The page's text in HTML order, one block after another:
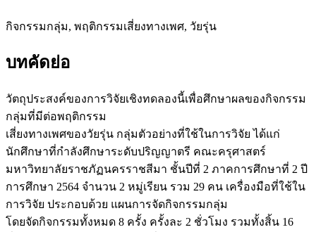
กิจกรรมกลุ่ม, พฤติกรรมเสี่ยงทางเพศ, วัยรุ่น
บทคัดย่อ
วัตถุประสงค์ของการวิจัยเชิงทดลองนี้เพื่อศึกษาผลของกิจกรรม
กลุ่มที่มีต่อพฤติกรรม
เสี่ยงทางเพศของวัยรุ่น กลุ่มตัวอย่างที่ใช้ในการวิจัย ได้แก่
นักศึกษาที่กำลังศึกษาระดับปริญญาตรี คณะครุศาสตร์
มหาวิทยาลัยราชภัฏนครราชสีมา ชั้นปีที่ 2 ภาคการศึกษาที่ 2 ปี
การศึกษา 2564 จำนวน 2 หมู่เรียน รวม 29 คน เครื่องมือที่ใช้ใน
การวิจัย ประกอบด้วย แผนการจัดกิจกรรมกลุ่ม
โดยจัดกิจกรรมทั้งหมด 8 ครั้ง ครั้งละ 2 ชั่วโมง รวมทั้งสิ้น 16